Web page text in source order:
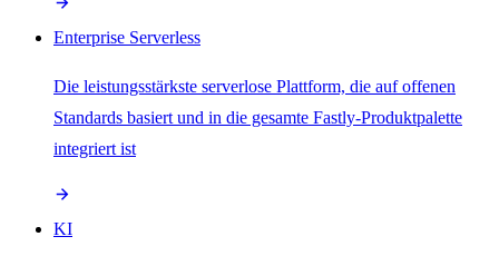
Enterprise Serverless
Die leistungsstärkste serverlose Plattform, die auf offenen
Standards basiert und in die gesamte Fastly-Produktpalette
integriert ist
KI